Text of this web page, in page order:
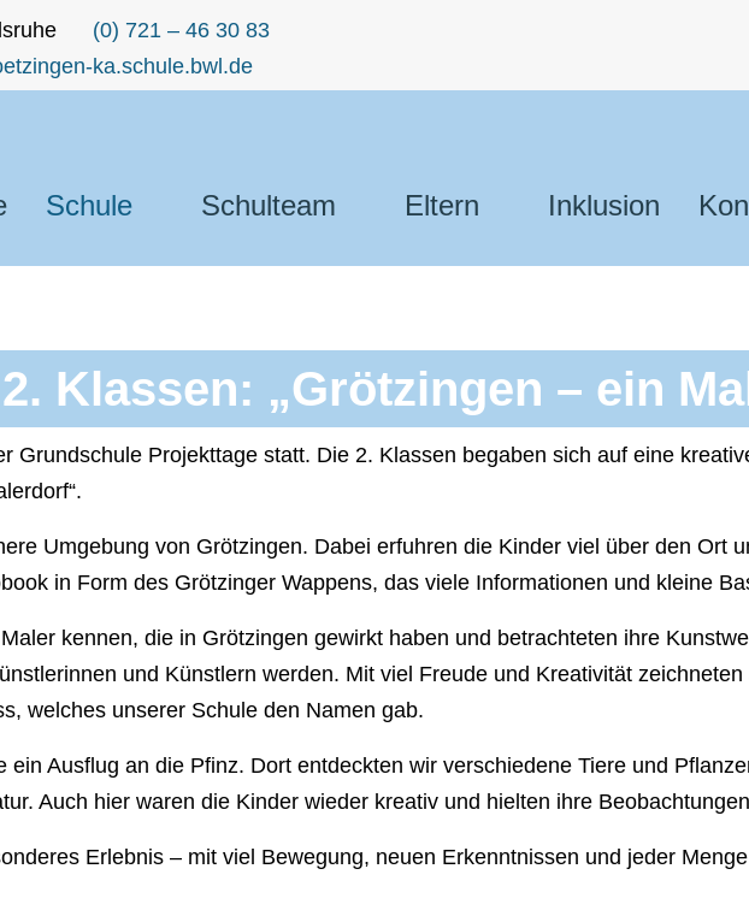
(0) 721 – 46 30 83
ka.schule.bwl.de
Schule Schulteam Eltern Inklusion
Klassen: „Grötzingen – ein
Grundschule Projekttage statt. Die 2. Klassen begaben sich auf eine
Umgebung von Grötzingen. Dabei erfuhren die Kinder viel über den Ort
in Form des Grötzinger Wappens, das viele Informationen und kleine
kennen, die in Grötzingen gewirkt haben und betrachteten ihre
und Künstlern werden. Mit viel Freude und Kreativität zeichneten
welches unserer Schule den Namen gab.
ein Ausflug an die Pfinz. Dort entdeckten wir verschiedene Tiere und
Auch hier waren die Kinder wieder kreativ und hielten ihre
Erlebnis – mit viel Bewegung, neuen Erkenntnissen und jeder